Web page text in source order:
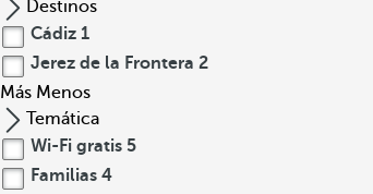
Destinos
Cádiz 1
Jerez de la Frontera 2
Más Menos
Temática
Wi-Fi gratis 5
Familias 4